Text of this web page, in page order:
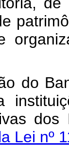
do
Lei nº